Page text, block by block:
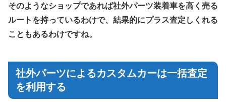
そのようなショップであれば社外パーツ装着車を高く売る
ルートを持っているわけで、結果的にプラス査定しくれる
こともあるわけですね。
社外パーツによるカスタムカーは一括査定
を利用する